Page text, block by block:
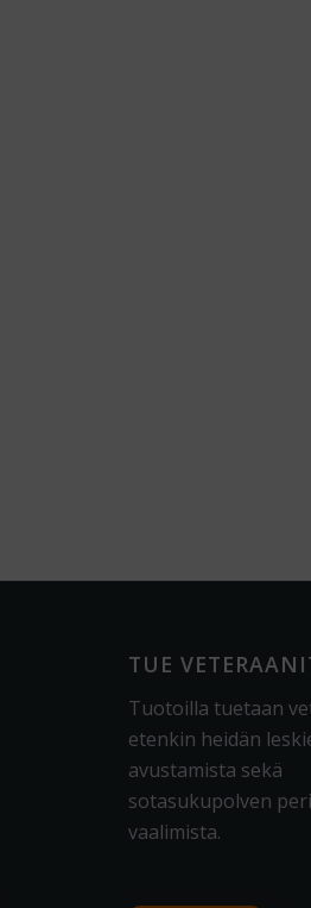
TUE
Tuotoilla tuetaan
etenkin heidän
avustamista sekä
sotasukupolven
vaalimista.